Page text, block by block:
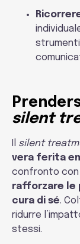
silent
silent
vera ferita
confronto con
rafforzare le
cura di sé.
ridurre
stessi.